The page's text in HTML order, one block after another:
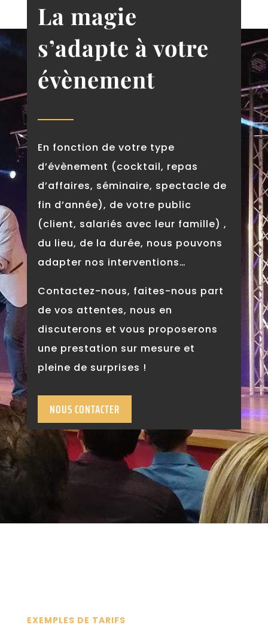
La magie
s’adapte à votre
évènement
En fonction de votre type
d’évènement (cocktail, repas
d’affaires, séminaire, spectacle de
fin d’année), de votre public
(client, salariés avec leur famille) ,
du lieu, de la durée, nous pouvons
adapter nos interventions…
Contactez-nous, faites-nous part
de vos attentes, nous en
discuterons et vous proposerons
une prestation sur mesure et
pleine de surprises !
NOUS CONTACTER
EXEMPLES DE TARIFS